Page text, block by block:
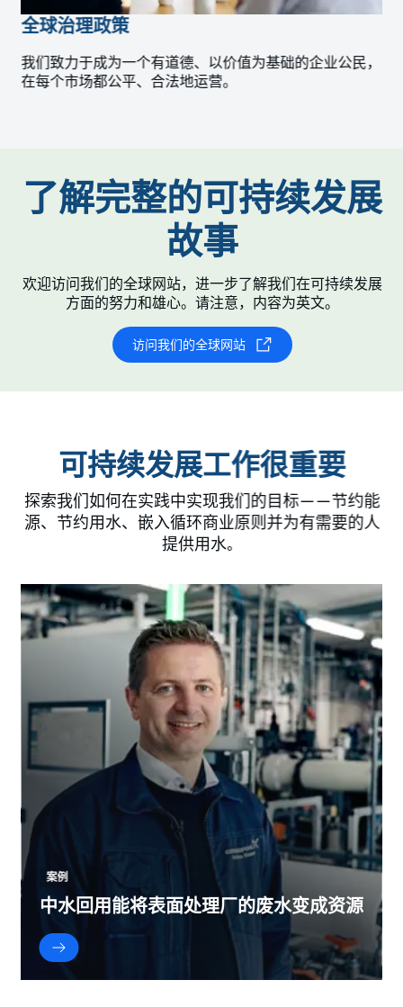
全球治理政策
我们致力于成为一个有道德、以价值为基础的企业公民，
在每个市场都公平、合法地运营。
了解完整的可持续发展
故事
欢迎访问我们的全球网站，进一步了解我们在可持续发展
方面的努力和雄心。请注意，内容为英文。
访问我们的全球网站
可持续发展工作很重要
探索我们如何在实践中实现我们的目标——节约能
源、节约用水、嵌入循环商业原则并为有需要的人
提供用水。
案例
中水回用能将表面处理厂的废水变成资源